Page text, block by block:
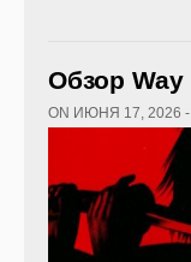
Обзор
ON ИЮНЯ 17, 2026 -